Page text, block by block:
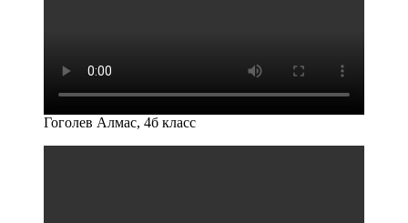
Гоголев Алмас, 4б класс